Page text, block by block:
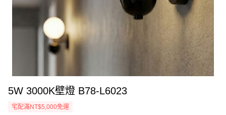
5W 3000K壁燈 B78-L6023
宅配滿NT$5,000免運